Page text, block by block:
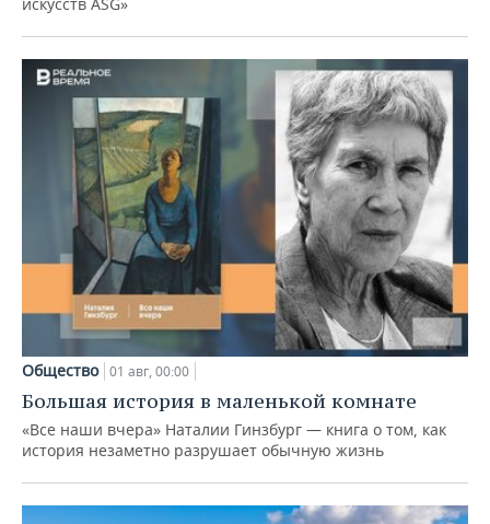
Общество 01 авг, 00:00
Большая история в маленькой комнате
«Все наши вчера» Наталии Гинзбург — книга о том, как
история незаметно разрушает обычную жизнь